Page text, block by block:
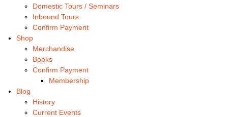
Domestic Tours / Seminars
Inbound Tours
Confirm Payment
Shop
Merchandise
Books
Confirm Payment
Membership
Blog
History
Current Events